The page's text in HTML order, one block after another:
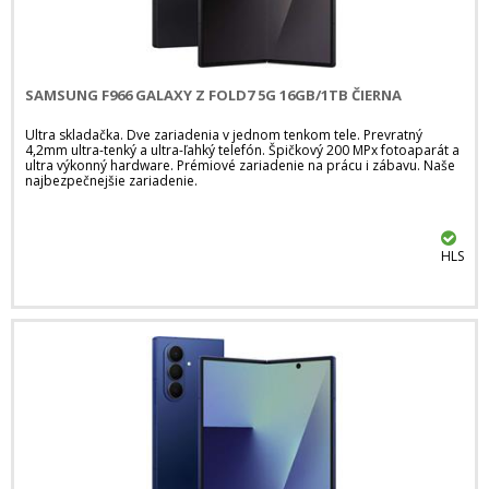
SAMSUNG F966 GALAXY Z FOLD7 5G 16GB/1TB ČIERNA
Ultra skladačka. Dve zariadenia v jednom tenkom tele. Prevratný
4,2mm ultra-tenký a ultra-ľahký telefón. Špičkový 200 MPx fotoaparát a
ultra výkonný hardware. Prémiové zariadenie na prácu i zábavu. Naše
najbezpečnejšie zariadenie.
HLS